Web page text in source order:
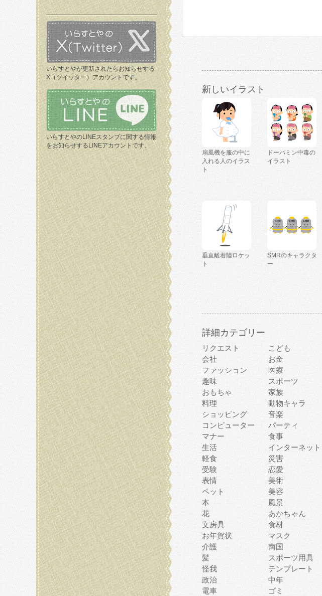
いらすとやが更新されたらお知らせする
X（ツイッター）アカウントです。
いらすとやのLINEスタンプに関する情報
をお知らせするLINEアカウントです。
新しいイラスト
扇風機を服の中に
入れる人のイラス
ト
ドーパミン中毒の
イラスト
垂直離着陸ロケッ
ト
SMRのキャラクタ
ー
詳細カテゴリー
リクエスト こども
会社
お金
ファッション
医療
趣味
スポーツ
おもちゃ
家族
料理
動物キャラ
ショッピング
音楽
コンピューター
パーティ
マナー
食事
生活
インターネット
軽食
災害
受験
恋愛
表情
美術
ペット
美容
本
風景
花
あかちゃん
文房具
食材
お年賀状
マスク
介護
南国
髪
スポーツ用具
怪我
テンプレート
政治
中年
電車
ゴミ